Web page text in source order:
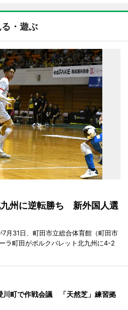
る・遊ぶ
州に逆転勝ち 新外国人選
月31日、町田市立総合体育館（町田市
ラ町田がボルクバレット北九州に4-2
川町で作戦会議 「天然芝」練習拠